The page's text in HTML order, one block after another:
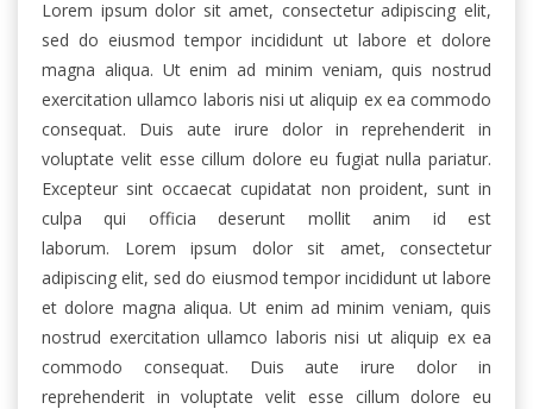
Lorem ipsum dolor sit amet, consectetur adipiscing elit,
sed do eiusmod tempor incididunt ut labore et dolore
magna aliqua. Ut enim ad minim veniam, quis nostrud
exercitation ullamco laboris nisi ut aliquip ex ea commodo
consequat. Duis aute irure dolor in reprehenderit in
voluptate velit esse cillum dolore eu fugiat nulla pariatur.
Excepteur sint occaecat cupidatat non proident, sunt in
culpa qui officia deserunt mollit anim id est
laborum. Lorem ipsum dolor sit amet, consectetur
adipiscing elit, sed do eiusmod tempor incididunt ut labore
et dolore magna aliqua. Ut enim ad minim veniam, quis
nostrud exercitation ullamco laboris nisi ut aliquip ex ea
commodo consequat. Duis aute irure dolor in
reprehenderit in voluptate velit esse cillum dolore eu